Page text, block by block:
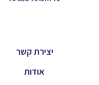
יצירת קשר
אודות